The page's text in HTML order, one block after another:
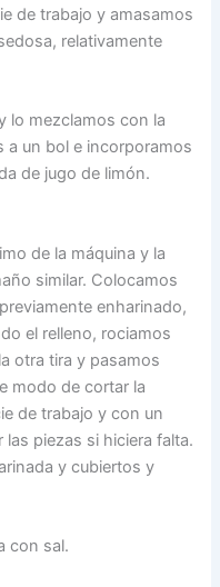
de trabajo y amasamos
relativamente
lo mezclamos con la
a un bol e incorporamos
de jugo de limón.
de la máquina y la
similar. Colocamos
enharinado,
el relleno, rociamos
otra tira y pasamos
modo de cortar la
de trabajo y con un
piezas si hiciera falta.
y cubiertos y
con sal.